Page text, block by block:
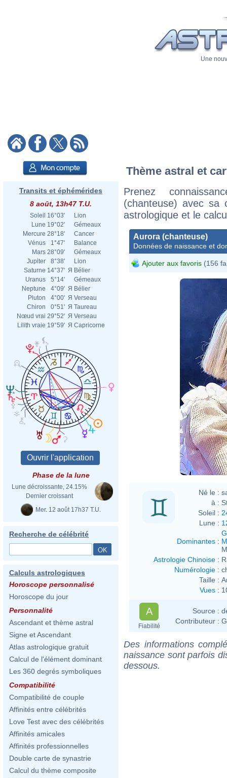
Une
Transits et éphémérides
8 août, 13h47 T.U.
Soleil 16°03'
Lion
Lune 19°02'
Gémeaux
Mercure 28°18'
Cancer
Vénus
1°47'
Balance
Mars 28°09'
Gémeaux
Jupiter
8°38'
Lion
Saturne 14°37' Я Bélier
Uranus
5°14'
Gémeaux
Neptune
4°09' Я Bélier
Pluton
4°00' Я Verseau
Chiron
0°51' Я Taureau
Nœud vrai 29°52' Я Verseau
Lilith vraie 19°59' Я Capricorne
Phase de la lune
Lune décroissante, 24.15%
Dernier croissant
Mer. 12 août 17h37 T.U.
Recherche de célébrité
Calculs astrologiques
Horoscope personnalisé
Horoscope du jour
Personnalité
Ascendant et thème astral
Signe et Ascendant
Atlas astrologique gratuit
Calcul de l'élément dominant
Les 360 degrés symboliques
Compatibilité
Compatibilité de couple
Affinités entre célébrités
Love Test avec des célébrités
Affinités amicales
Affinités professionnelles
Double carte de synastrie
Calcul du thème composite
Thème astral et
Prenez
(chanteuse) avec sa
astrologique et le
Aurora (chanteuse)
Données de naissance et
Ajouter aux favoris (156
Né le :
à :
Soleil :
Lune :
Dominantes :
Astrologie Chinoise :
Numérologie :
Taille :
Vues :
A
Fiabilité
Source :
Contributeur :
Des informations
naissance sont parfois
dessous.